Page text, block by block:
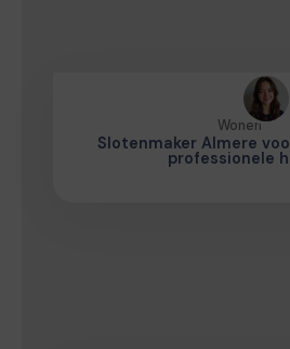
Wonen
Slotenmaker Almere
professionele